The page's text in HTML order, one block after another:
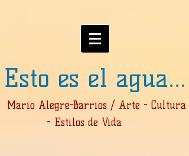
Esto es el agua...
Mario Alegre-Barrios / Arte - Cultura
- Estilos de Vida